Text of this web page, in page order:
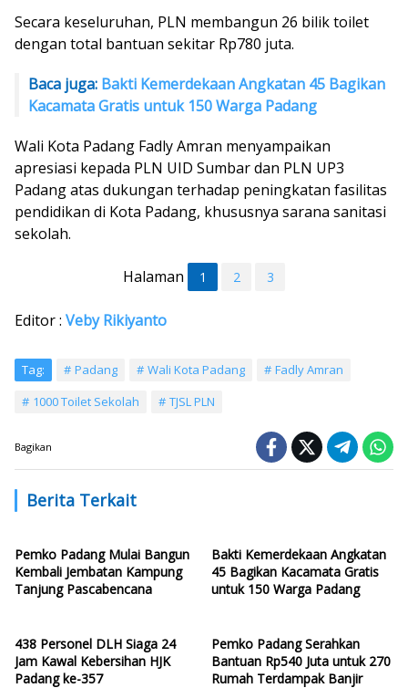
Secara keseluruhan, PLN membangun 26 bilik toilet
dengan total bantuan sekitar Rp780 juta.
Baca juga: Bakti Kemerdekaan Angkatan 45 Bagikan
Kacamata Gratis untuk 150 Warga Padang
Wali Kota Padang Fadly Amran menyampaikan
apresiasi kepada PLN UID Sumbar dan PLN UP3
Padang atas dukungan terhadap peningkatan fasilitas
pendidikan di Kota Padang, khususnya sarana sanitasi
sekolah.
Halaman 1 2 3
Editor : Veby Rikiyanto
Tag: Padang Wali Kota Padang
Fadly Amran
1000 Toilet Sekolah
TJSL PLN
Bagikan
Berita Terkait
Pemko Padang Mulai Bangun
Kembali Jembatan Kampung
Tanjung Pascabencana
Bakti Kemerdekaan Angkatan
45 Bagikan Kacamata Gratis
untuk 150 Warga Padang
438 Personel DLH Siaga 24
Jam Kawal Kebersihan HJK
Padang ke-357
Pemko Padang Serahkan
Bantuan Rp540 Juta untuk 270
Rumah Terdampak Banjir